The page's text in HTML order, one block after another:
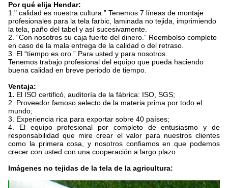
Por qué elija Hendar:
1." calidad es nuestra cultura.” Tenemos 7 líneas de montaje
profesionales para la tela farbic, laminada no tejida, imprimiendo
la tela, paño del tabel y así sucesivamente.
2. “Con nosotros su caja fuerte del dinero.” Reembolso completo
en caso de la mala entrega de la calidad o del retraso.
3. El “tiempo es oro.” Para usted y para nosotros.
Tenemos trabajo profesional del equipo que pueda haciendo
buena calidad en breve periodo de tiempo.
Ventaja:
1. El ISO certificó, auditoría de la fábrica: ISO, SGS;
2. Proveedor famoso selecto de la materia prima por todo el
mundo;
3. Experiencia rica para exportar sobre 40 países;
4. El equipo profesional por completo de entusiasmo y de
responsabilidad que mire crear el valor para nuestros clientes
como la primera cosa, y nosotros confiamos en que podemos
crecer con usted con una cooperación a largo plazo.
Imágenes no tejidas de la tela de la agricultura: